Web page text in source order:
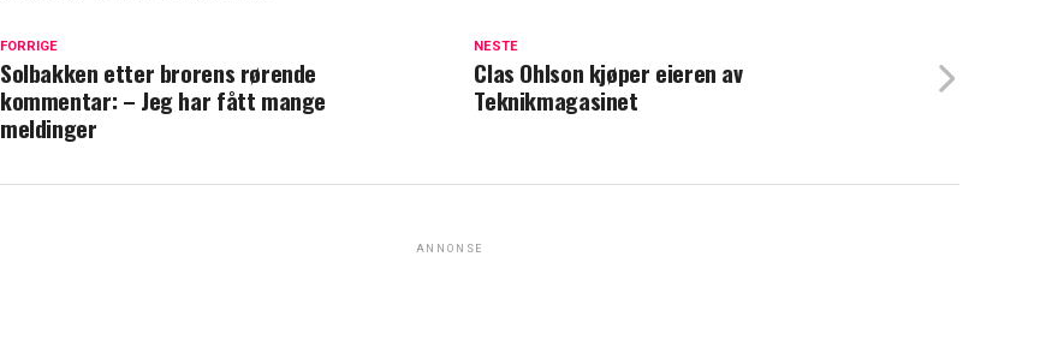
NESTE
Clas Ohlson kjøper eieren av
Teknikmagasinet
FORRIGE
Solbakken etter brorens rørende
kommentar: – Jeg har fått mange
meldinger
ANNONSE